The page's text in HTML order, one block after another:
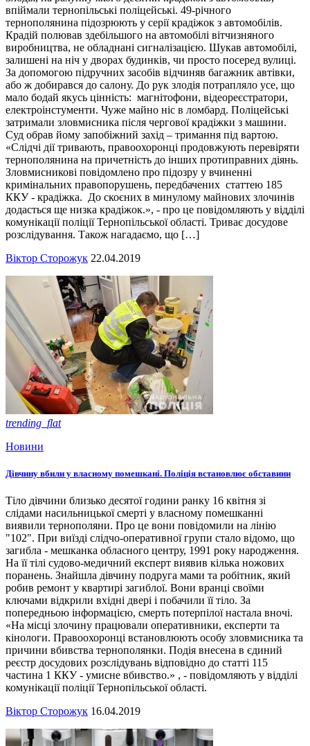
впіймали тернопільські поліцейські. 49-річного
тернополянина підозрюють у серії крадіжок з автомобілів.
Крадій полював здебільшого на автомобілі вітчизняного
виробництва, не обладнані сигналізацією. Шукав автомобілі,
залишені на ніч у дворах будинків, чи просто посеред вулиці.
За допомогою підручних засобів відчиняв багажник автівки,
або ж добирався до салону. До рук злодія потрапляло усе, що
мало бодай якусь цінність: магнітофони, відеореєстратори,
електроінстументи. Чуже майно ніс в ломбард. Поліцейські
затримали зловмисника після чергової крадіжки з машини.
Суд обрав йому запобіжний захід – тримання під вартою.
«Слідчі дії тривають, правоохоронці продовжують перевіряти
тернополянина на причетність до інших протиправних діянь.
Зловмисникові повідомлено про підозру у вчиненні
кримінальних правопорушень, передбачених статтею 185
ККУ - крадіжка. До скоєних в минулому майнових злочинів
додасться ще низка крадіжок.», - про це повідомляють у відділі
комунікації поліції Тернопільської області. Триває досудове
розслідування. Також нагадаємо, що […]
Віктор Сторожук 22.04.2019
trending_flat
Новини
Дівчину вбили у власному помешкані. Поліція встановлює обставини
Тіло дівчини близько десятої години ранку 16 квітня зі
слідами насильницької смерті у власному помешканні
виявили тернополяни. Про це вони повідомили на лінію
"102". При виїзді слідчо-оперативної групи стало відомо, що
загибла - мешканка обласного центру, 1991 року народження.
На її тілі судово-медичний експерт виявив кілька ножових
поранень. Знайшла дівчину подруга мами та робітник, який
робив ремонт у квартирі загиблої. Вони вранці своїми
ключами відкрили вхідні двері і побачили її тіло. За
попередньою інформацією, смерть потерпілої настала вночі.
«На місці злочину працювали оперативники, експерти та
кінологи. Правоохоронці встановлюють особу зловмисника та
причини вбивства тернополянки. Подія внесена в єдиний
реєстр досудових розслідувань відповідно до статті 115
частина 1 ККУ - умисне вбивство.» , - повідомляють у відділі
комунікації поліції Тернопільської області.
Віктор Сторожук 16.04.2019